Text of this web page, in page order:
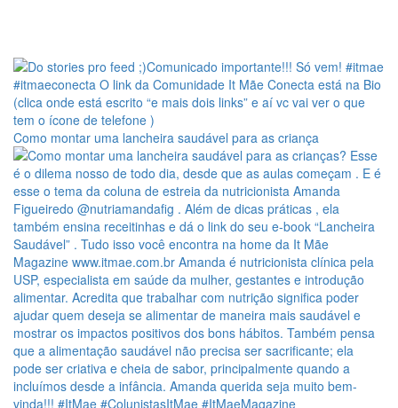
Como montar uma lancheira saudável para as criança